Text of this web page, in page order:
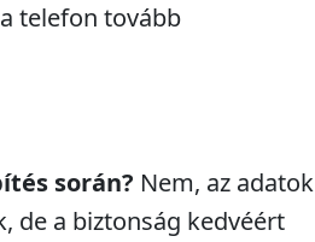
telefon tovább
során? Nem, az adatok
de a biztonság kedvéért